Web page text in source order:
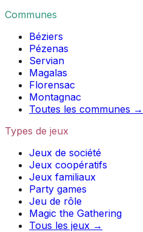
Communes
Béziers
Pézenas
Servian
Magalas
Florensac
Montagnac
Toutes les communes →
Types de jeux
Jeux de société
Jeux coopératifs
Jeux familiaux
Party games
Jeu de rôle
Magic the Gathering
Tous les jeux →